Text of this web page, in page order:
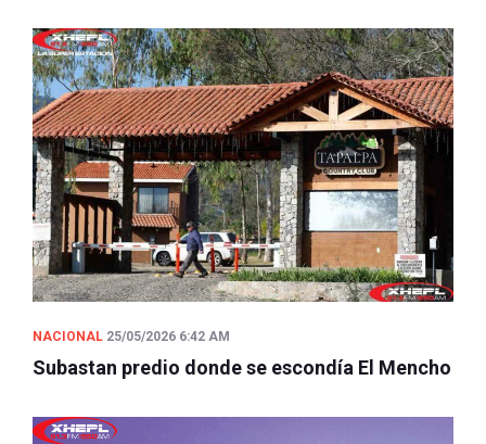
NACIONAL 25/05/2026 6:42 AM
Subastan predio donde se escondía El Mencho